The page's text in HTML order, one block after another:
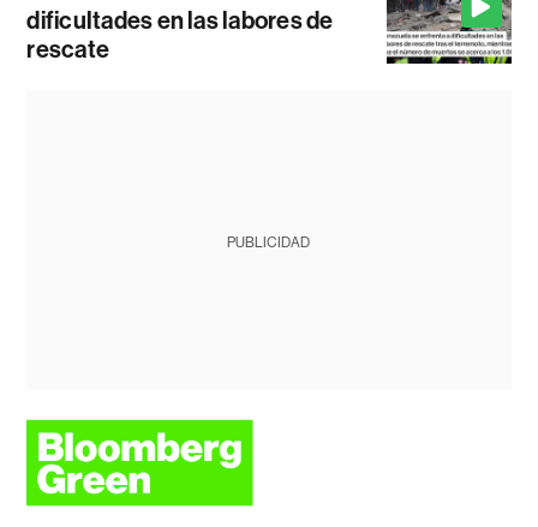
dificultades en las labores de
rescate
PUBLICIDAD